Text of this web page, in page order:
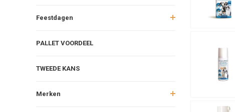
Feestdagen
PALLET VOORDEEL
TWEEDE KANS
Merken